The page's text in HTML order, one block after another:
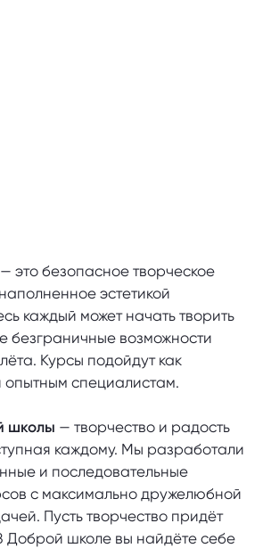
— это безопасное творческое
эстетикой
каждый может начать творить
безграничные возможности
Курсы подойдут как
опытным специалистам.
школы — творчество и радость
каждому. Мы разработали
и последовательные
с максимально дружелюбной
Пусть творчество придёт
Доброй школе вы найдёте себе